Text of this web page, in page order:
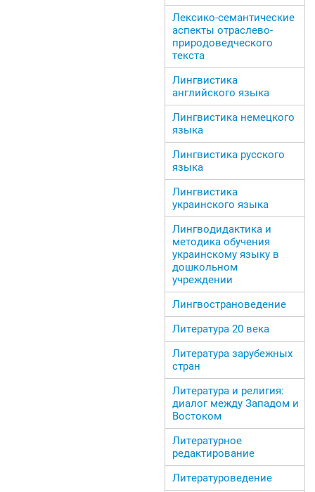
Лексико-семантические
аспекты отраслево-
природоведческого
текста
Лингвистика
английского языка
Лингвистика немецкого
языка
Лингвистика русского
языка
Лингвистика
украинского языка
Лингводидактика и
методика обучения
украинскому языку в
дошкольном
учреждении
Лингвострановедение
Литература 20 века
Литература зарубежных
стран
Литература и религия:
диалог между Западом и
Востоком
Литературное
редактирование
Литературоведение